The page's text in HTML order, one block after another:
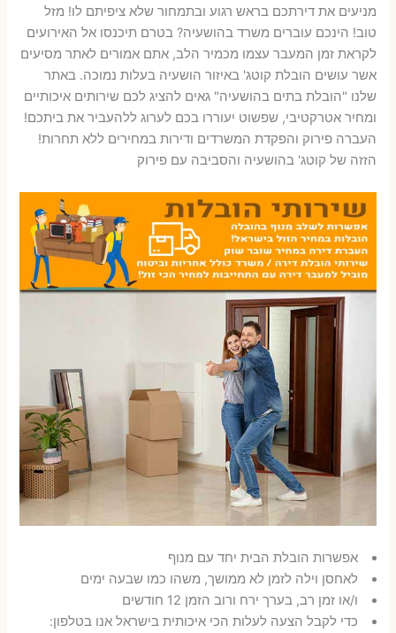
מניעים את דירתכם בראש רגוע ובתמחור שלא ציפיתם לו! מזל
טוב! הינכם עוברים משרד בהושעיה? בטרם תיכנסו אל האירועים
לקראת זמן המעבר עצמו מכמיר הלב, אתם אמורים לאתר מסיעים
אשר עושים הובלת קוטג' באיזור הושעיה בעלות נמוכה. באתר
שלנו "הובלת בתים בהושעיה" גאים להציג לכם שירותים איכותיים
ומחיר אטרקטיבי, שפשוט יעוררו בכם לערוג ללהעביר את ביתכם!
העברה פירוק והפקדת המשרדים ודירות במחירים ללא תחרות!
הזזה של קוטג' בהושעיה והסביבה עם פירוק
אפשרות הובלת הבית יחד עם מנוף
לאחסן וילה לזמן לא ממושך, משהו כמו שבעה ימים
ו/או זמן רב, בערך ירח ורוב הזמן 12 חודשים
כדי לקבל הצעה לעלות הכי איכותית בישראל אנו בטלפון: